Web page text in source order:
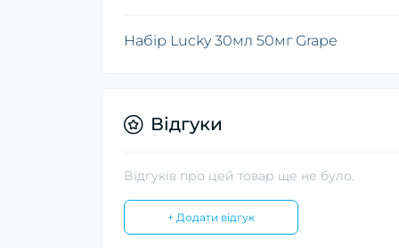
Набір Lucky 30мл 50мг Grape
Відгуки
Відгуків про цей товар ще не було.
+ Додати відгук